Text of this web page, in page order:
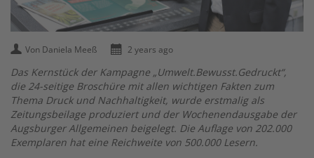
Von Daniela Meeß 2 years ago
Das Kernstück der Kampagne „Umwelt.Bewusst.Gedruckt“,
die 24-seitige Broschüre mit allen wichtigen Fakten zum
Thema Druck und Nachhaltigkeit, wurde erstmalig als
Zeitungsbeilage produziert und der Wochenendausgabe der
Augsburger Allgemeinen beigelegt. Die Auflage von 202.000
Exemplaren hat eine Reichweite von 500.000 Lesern.